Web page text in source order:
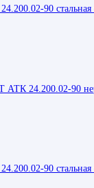
90
АТК 24.200.02-90
90